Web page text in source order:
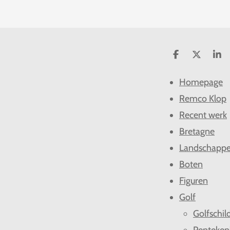
D
D
l
S
r
e
Homepage
Remco Klop
Recent werk
Bretagne
Boten
Figuren
Golf